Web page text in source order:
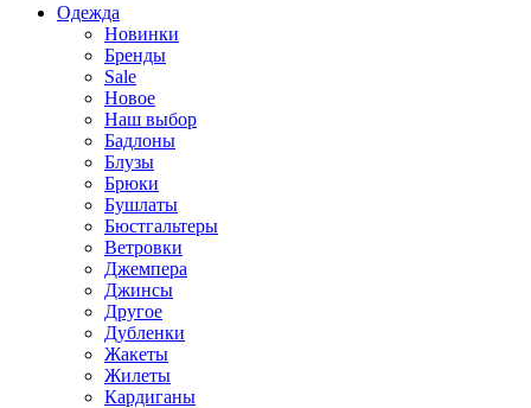
Одежда
Новинки
Бренды
Sale
Новое
Наш выбор
Бадлоны
Блузы
Брюки
Бушлаты
Бюстгальтеры
Ветровки
Джемпера
Джинсы
Другое
Дубленки
Жакеты
Жилеты
Кардиганы